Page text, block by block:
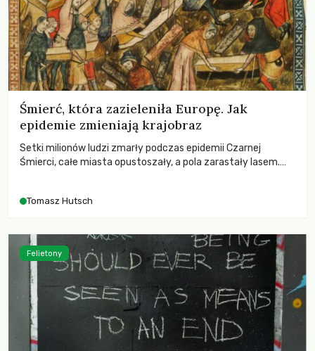
Śmierć, która zazieleniła Europę. Jak
epidemie zmieniają krajobraz
Setki milionów ludzi zmarły podczas epidemii Czarnej
Śmierci, całe miasta opustoszały, a pola zarastały lasem.
największych katastrof w swoich dziejach.
Tomasz Hutsch
Felietony